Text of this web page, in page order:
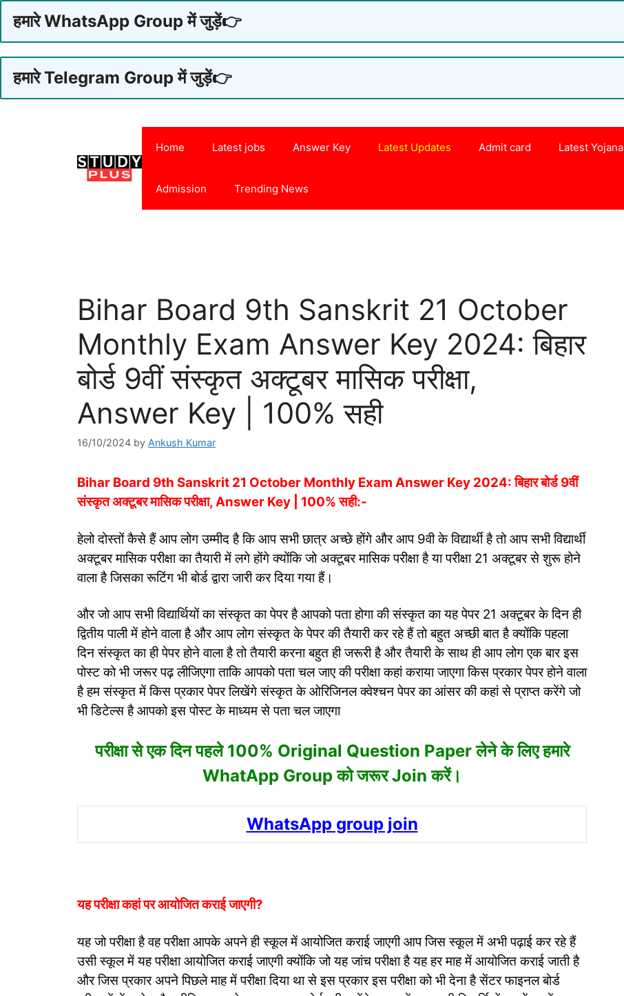
हमारे WhatsApp Group में जुड़ें👉
हमारे Telegram Group में जुड़ें👉
Home Latest jobs Answer Key Latest Updates Admit card Latest Yojana
Admission Trending News
Bihar Board 9th Sanskrit 21 October
Monthly Exam Answer Key 2024: बिहार
बोर्ड 9वीं संस्कृत अक्टूबर मासिक परीक्षा,
Answer Key | 100% सही
16/10/2024 by Ankush Kumar
Bihar Board 9th Sanskrit 21 October Monthly Exam Answer Key 2024: बिहार बोर्ड 9वीं
संस्कृत अक्टूबर मासिक परीक्षा, Answer Key | 100% सही:-
हेलो दोस्तों कैसे हैं आप लोग उम्मीद है कि आप सभी छात्र अच्छे होंगे और आप 9वी के विद्यार्थी है तो आप सभी विद्यार्थी
अक्टूबर मासिक परीक्षा का तैयारी में लगे होंगे क्योंकि जो अक्टूबर मासिक परीक्षा है या परीक्षा 21 अक्टूबर से शुरू होने
वाला है जिसका रूटिंग भी बोर्ड द्वारा जारी कर दिया गया हैं।
और जो आप सभी विद्यार्थियों का संस्कृत का पेपर है आपको पता होगा की संस्कृत का यह पेपर 21 अक्टूबर के दिन ही
द्वितीय पाली में होने वाला है और आप लोग संस्कृत के पेपर की तैयारी कर रहे हैं तो बहुत अच्छी बात है क्योंकि पहला
दिन संस्कृत का ही पेपर होने वाला है तो तैयारी करना बहुत ही जरूरी है और तैयारी के साथ ही आप लोग एक बार इस
पोस्ट को भी जरूर पढ़ लीजिएगा ताकि आपको पता चल जाए की परीक्षा कहां कराया जाएगा किस प्रकार पेपर होने वाला
है हम संस्कृत में किस प्रकार पेपर लिखेंगे संस्कृत के ओरिजिनल क्वेश्चन पेपर का आंसर की कहां से प्राप्त करेंगे जो
भी डिटेल्स है आपको इस पोस्ट के माध्यम से पता चल जाएगा
परीक्षा से एक दिन पहले 100% Original Question Paper लेने के लिए हमारे
WhatApp Group को जरूर Join करें।
WhatsApp group join
यह परीक्षा कहां पर आयोजित कराई जाएगी?
यह जो परीक्षा है वह परीक्षा आपके अपने ही स्कूल में आयोजित कराई जाएगी आप जिस स्कूल में अभी पढ़ाई कर रहे हैं
उसी स्कूल में यह परीक्षा आयोजित कराई जाएगी क्योंकि जो यह जांच परीक्षा है यह हर माह में आयोजित कराई जाती है
और जिस प्रकार अपने पिछले माह में परीक्षा दिया था से इस प्रकार इस परीक्षा को भी देना है सेंटर फाइनल बोर्ड